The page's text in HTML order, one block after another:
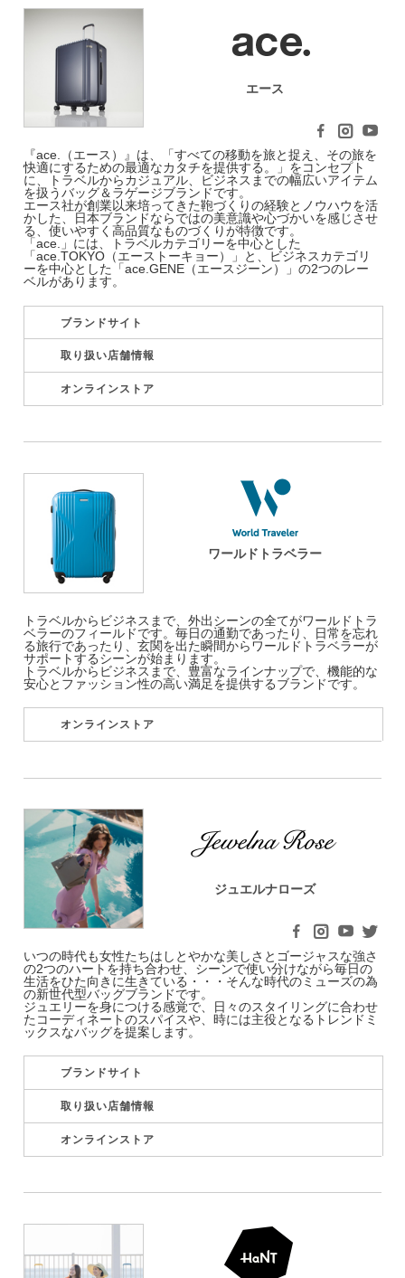
エース
『ace.（エース）』は、「すべての移動を旅と捉え、その旅を
快適にするための最適なカタチを提供する。」をコンセプト
に、トラベルからカジュアル、ビジネスまでの幅広いアイテム
を扱うバッグ＆ラゲージブランドです。
エース社が創業以来培ってきた鞄づくりの経験とノウハウを活
かした、日本ブランドならではの美意識や心づかいを感じさせ
る、使いやすく高品質なものづくりが特徴です。
「ace.」には、トラベルカテゴリーを中心とした
「ace.TOKYO（エーストーキョー）」と、ビジネスカテゴリ
ーを中心とした「ace.GENE（エースジーン）」の2つのレー
ベルがあります。
ブランドサイト
取り扱い店舗情報
オンラインストア
ワールドトラベラー
トラベルからビジネスまで、外出シーンの全てがワールドトラ
ベラーのフィールドです。毎日の通勤であったり、日常を忘れ
る旅行であったり、玄関を出た瞬間からワールドトラベラーが
サポートするシーンが始まります。
トラベルからビジネスまで、豊富なラインナップで、機能的な
安心とファッション性の高い満足を提供するブランドです。
オンラインストア
ジュエルナローズ
いつの時代も女性たちはしとやかな美しさとゴージャスな強さ
の2つのハートを持ち合わせ、シーンで使い分けながら毎日の
生活をひた向きに生きている・・・そんな時代のミューズの為
の新世代型バッグブランドです。
ジュエリーを身につける感覚で、日々のスタイリングに合わせ
たコーディネートのスパイスや、時には主役となるトレンドミ
ックスなバッグを提案します。
ブランドサイト
取り扱い店舗情報
オンラインストア